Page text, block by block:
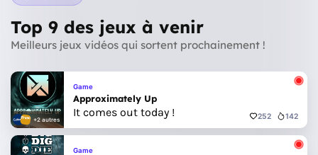
Top 9 des jeux à venir
Meilleurs jeux vidéos qui sortent prochainement !
+2 autres
Game
Approximately Up
It comes out today ! 252 142
Game